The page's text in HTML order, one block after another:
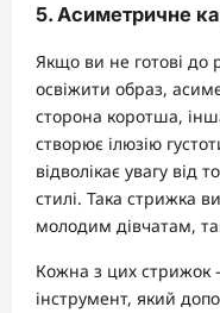
5. Асиметричне
Якщо ви не готові до
освіжити образ,
сторона коротша,
створює ілюзію
відволікає увагу від
стилі. Така стрижка
молодим дівчатам,
Кожна з цих стрижок
інструмент, який